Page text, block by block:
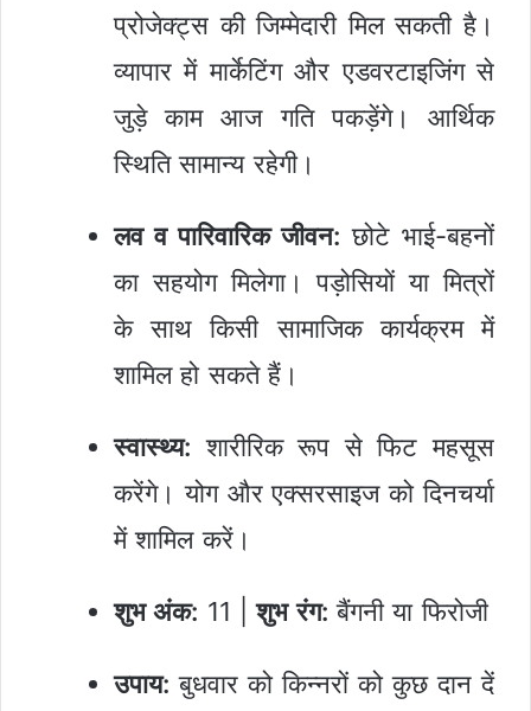
प्रोजेक्ट्स की जिम्मेदारी मिल सकती है।
व्यापार में मार्केटिंग और एडवरटाइजिंग से
जुड़े काम आज गति पकड़ेंगे। आर्थिक
स्थिति सामान्य रहेगी।
लव व पारिवारिक जीवन: छोटे भाई-बहनों
का सहयोग मिलेगा। पड़ोसियों या मित्रों
के साथ किसी सामाजिक कार्यक्रम में
शामिल हो सकते हैं।
स्वास्थ्य: शारीरिक रूप से फिट महसूस
करेंगे। योग और एक्सरसाइज को दिनचर्या
में शामिल करें।
शुभ अंक: 11 |शुभ रंग: बैंगनी या फिरोजी
उपाय: बुधवार को किन्नरों को कुछ दान दें